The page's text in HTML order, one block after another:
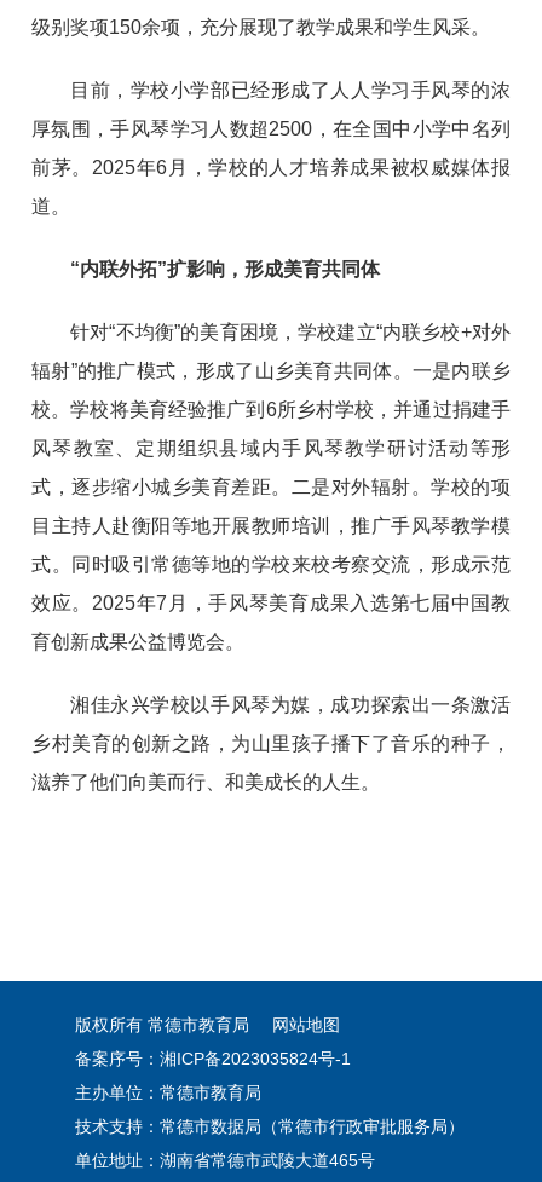
级别奖项150余项，充分展现了教学成果和学生风采。
目前，学校小学部已经形成了人人学习手风琴的浓
厚氛围，手风琴学习人数超2500，在全国中小学中名列
前茅。2025年6月，学校的人才培养成果被权威媒体报
道。
“内联外拓”扩影响，形成美育共同体
针对“不均衡”的美育困境，学校建立“内联乡校+对外
辐射”的推广模式，形成了山乡美育共同体。一是内联乡
校。学校将美育经验推广到6所乡村学校，并通过捐建手
风琴教室、定期组织县域内手风琴教学研讨活动等形
式，逐步缩小城乡美育差距。二是对外辐射。学校的项
目主持人赴衡阳等地开展教师培训，推广手风琴教学模
式。同时吸引常德等地的学校来校考察交流，形成示范
效应。2025年7月，手风琴美育成果入选第七届中国教
育创新成果公益博览会。
湘佳永兴学校以手风琴为媒，成功探索出一条激活
乡村美育的创新之路，为山里孩子播下了音乐的种子，
滋养了他们向美而行、和美成长的人生。
版权所有 常德市教育局
网站地图
备案序号： 湘ICP备2023035824号-1
主办单位：常德市教育局
技术支持：常德市数据局（常德市行政审批服务局）
单位地址：湖南省常德市武陵大道465号